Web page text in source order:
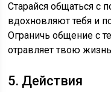
Старайся общаться
вдохновляют тебя и
Ограничь общение с
отравляет твою
5. Действия